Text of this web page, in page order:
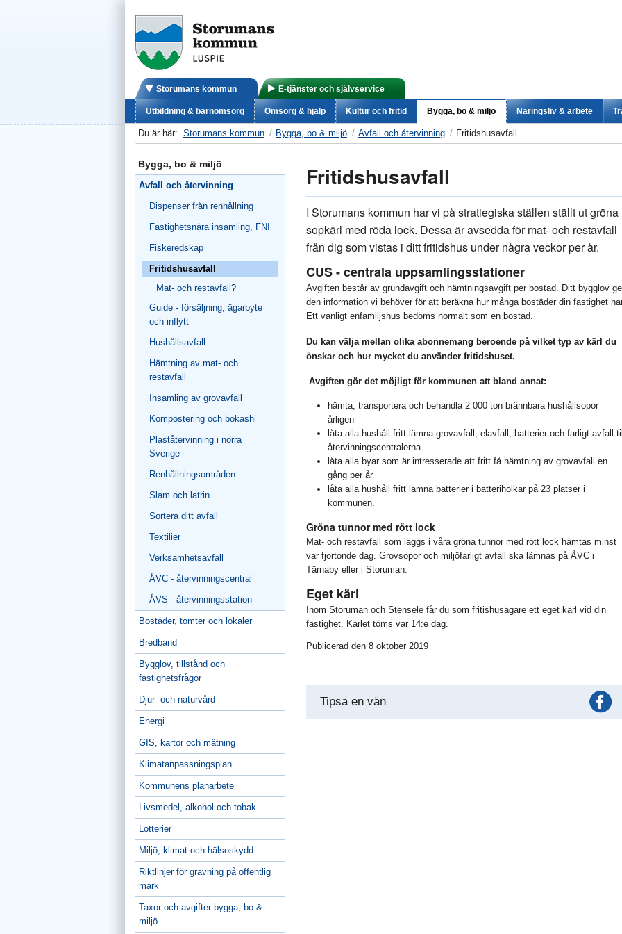
Storumans kommun E-tjänster och självservice
Utbildning & barnomsorg Omsorg & hjälp Kultur och fritid Bygga, bo & miljö Näringsliv & arbete
Du är här: Storumans kommun Bygga, bo & miljö Avfall och återvinning Fritidshusavfall
Bygga, bo & miljö
Avfall och återvinning
Dispenser från renhållning
Fastighetsnära insamling, FNI
Fiskeredskap
Fritidshusavfall
Mat- och restavfall?
Guide - försäljning, ägarbyte
och inflytt
Hushållsavfall
Hämtning av mat- och
restavfall
Insamling av grovavfall
Kompostering och bokashi
Plaståtervinning i norra
Sverige
Renhållningsområden
Slam och latrin
Sortera ditt avfall
Textilier
Verksamhetsavfall
ÅVC - återvinningscentral
ÅVS - återvinningsstation
Bostäder, tomter och lokaler
Bredband
Bygglov, tillstånd och
fastighetsfrågor
Djur- och naturvård
Energi
GIS, kartor och mätning
Klimatanpassningsplan
Kommunens planarbete
Livsmedel, alkohol och tobak
Lotterier
Miljö, klimat och hälsoskydd
Riktlinjer för grävning på offentlig
mark
Taxor och avgifter bygga, bo &
miljö
Fritidshusavfall
I Storumans kommun har vi på stratiegiska ställen ställt ut gröna
sopkärl med röda lock. Dessa är avsedda för mat- och restavfall
från dig som vistas i ditt fritidshus under några veckor per år.
CUS - centrala uppsamlingsstationer
Avgiften består av grundavgift och hämtningsavgift per bostad. Ditt bygglov
den information vi behöver för att beräkna hur många bostäder din fastighet
Ett vanligt enfamiljshus bedöms normalt som en bostad.
Du kan välja mellan olika abonnemang beroende på vilket typ av kärl du
önskar och hur mycket du använder fritidshuset.
Avgiften gör det möjligt för kommunen att bland annat:
hämta, transportera och behandla 2 000 ton brännbara hushållsopor
årligen
låta alla hushåll fritt lämna grovavfall, elavfall, batterier och farligt avfall
återvinningscentralerna
låta alla byar som är intresserade att fritt få hämtning av grovavfall en
gång per år
låta alla hushåll fritt lämna batterier i batteriholkar på 23 platser i
kommunen.
Gröna tunnor med rött lock
Mat- och restavfall som läggs i våra gröna tunnor med rött lock hämtas minst
var fjortonde dag. Grovsopor och miljöfarligt avfall ska lämnas på ÅVC i
Tärnaby eller i Storuman.
Eget kärl
Inom Storuman och Stensele får du som fritishusägare ett eget kärl vid din
fastighet. Kärlet töms var 14:e dag.
Publicerad den 8 oktober 2019
Tipsa en vän